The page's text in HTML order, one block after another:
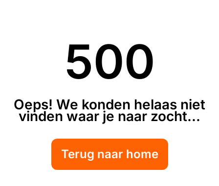
500
Oeps! We konden helaas niet
vinden waar je naar zocht...
Terug naar home